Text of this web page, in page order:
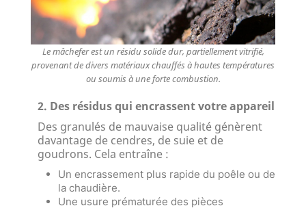
Le mâchefer est un résidu solide dur, partiellement vitrifié,
provenant de divers matériaux chauffés à hautes températures
ou soumis à une forte combustion.
2. Des résidus qui encrassent votre appareil
Des granulés de mauvaise qualité génèrent
davantage de cendres, de suie et de
goudrons. Cela entraîne :
Un encrassement plus rapide du poêle ou de
la chaudière.
Une usure prématurée des pièces